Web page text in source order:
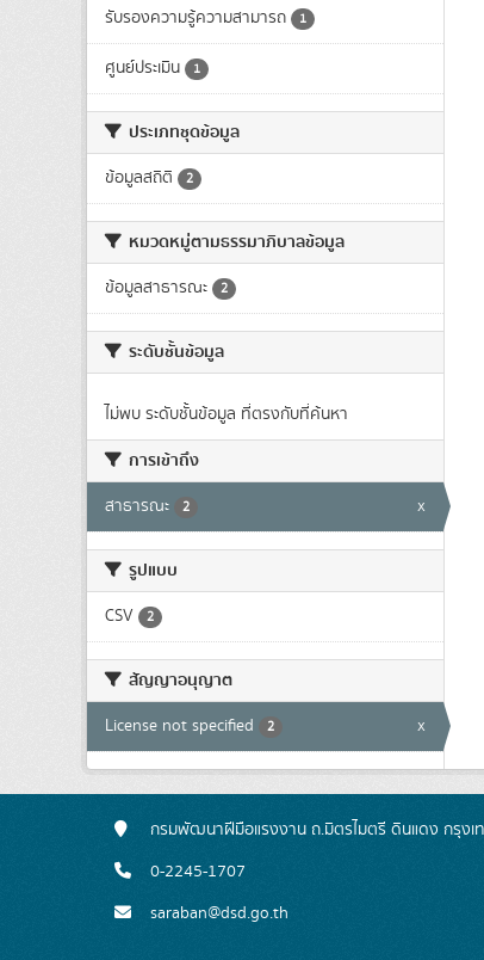
รับรองความรู้ความสามารถ 1
ศูนย์ประเมิน 1
ประเภทชุดข้อมูล
ข้อมูลสถิติ 2
หมวดหมู่ตามธรรมาภิบาลข้อมูล
ข้อมูลสาธารณะ 2
ระดับชั้นข้อมูล
ไม่พบ ระดับชั้นข้อมูล ที่ตรงกับที่ค้นหา
การเข้าถึง
สาธารณะ 2 x
รูปแบบ
CSV 2
สัญญาอนุญาต
License not specified 2 x
กรมพัฒนาฝีมือแรงงาน ถ.มิตรไมตรี ดินแดง กรุง
0-2245-1707
saraban@dsd.go.th